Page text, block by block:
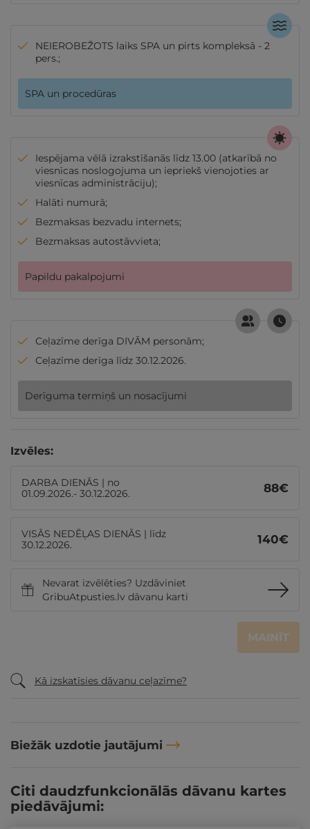
NEIEROBEŽOTS laiks SPA un pirts kompleksā - 2
pers.;
SPA un procedūras
Iespējama vēlā izrakstīšanās līdz 13.00 (atkarībā no
viesnīcas noslogojuma un iepriekš vienojoties ar
viesnīcas administrāciju);
Halāti numurā;
Bezmaksas bezvadu internets;
Bezmaksas autostāvvieta;
Papildu pakalpojumi
Ceļazīme derīga DIVĀM personām;
Ceļazīme derīga līdz 30.12.2026.
Derīguma termiņš un nosacījumi
Izvēles:
DARBA DIENĀS | no
01.09.2026.- 30.12.2026.
88€
VISĀS NEDĒĻAS DIENĀS | līdz
30.12.2026.
140€
Nevarat izvēlēties? Uzdāviniet
GribuAtpusties.lv dāvanu karti
MAINĪT
Kā izskatīsies dāvanu ceļazīme?
Biežāk uzdotie jautājumi
Citi daudzfunkcionālās dāvanu kartes
piedāvājumi: